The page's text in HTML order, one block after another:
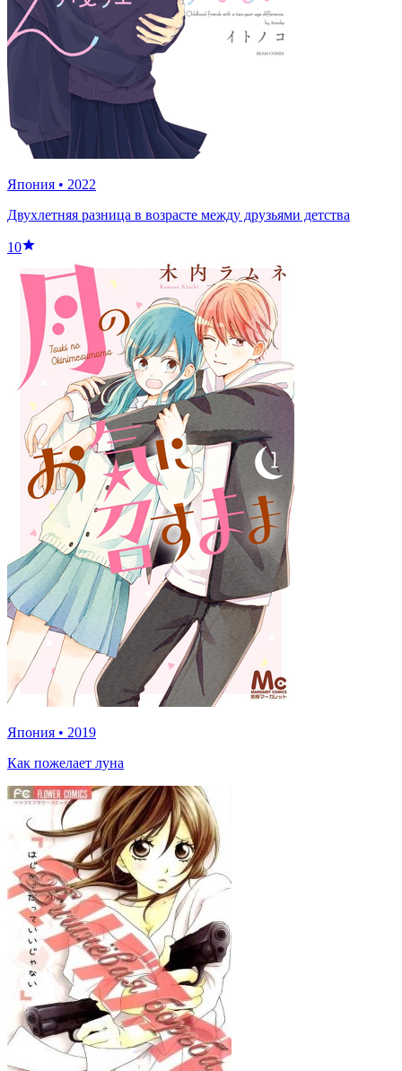
Япония • 2022
Двухлетняя разница в возрасте между друзьями детства
10
Япония • 2019
Как пожелает луна